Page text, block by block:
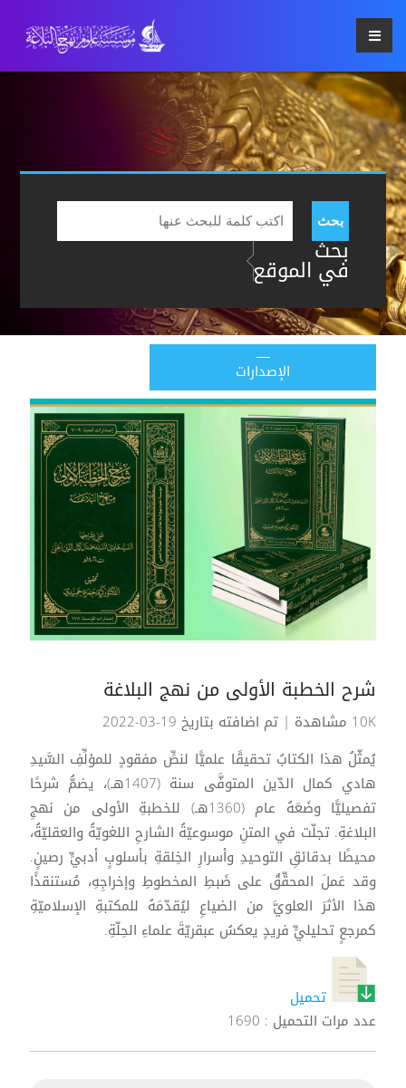
بحث
بحث
في الموقع
الإصدارات
شرح الخطبة الأولى من نهج البلاغة
10K مشاهدة
| تم اضافته بتاريخ 19-03-2022
يُمثّلُ هذا الكتابُ تحقيقًا علميًّا لنصٍّ مفقودٍ للمؤلِّفِ السَّيدِ
هادي كمال الدّين المتوفَّى سنة (1407هـ)، يضمُّ شرحًا
تفصيليًّا وضَعَهُ عام (1360هـ) للخطبةِ الأولى من نهجِ
البلاغةِ. تجلّت في المتنِ موسوعيّةُ الشارحِ اللغويّةُ والعقليّةُ،
محيطًا بدقائقِ التوحيدِ وأسرارِ الخِلقةِ بأسلوبٍ أدبيٍّ رصينٍ.
وقد عَملَ المحقِّقُ على ضَبطِ المخطوطِ وإخراجِهِ، مُستنقذًا
هذا الأثرَ العلويَّ من الضياعِ ليُقدّمَهُ للمكتبةِ الإسلاميّةِ
كمرجعٍ تحليليٍّ فريدٍ يعكسُ عبقريّةَ علماءِ الحِلّةِ.
تحميل
عدد مرات التحميل : 1690